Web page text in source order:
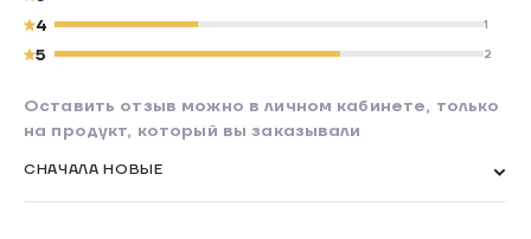
СНАЧАЛА НОВЫЕ
4 1
5 2
Оставить отзыв можно в личном кабинете, только
на продукт, который вы заказывали